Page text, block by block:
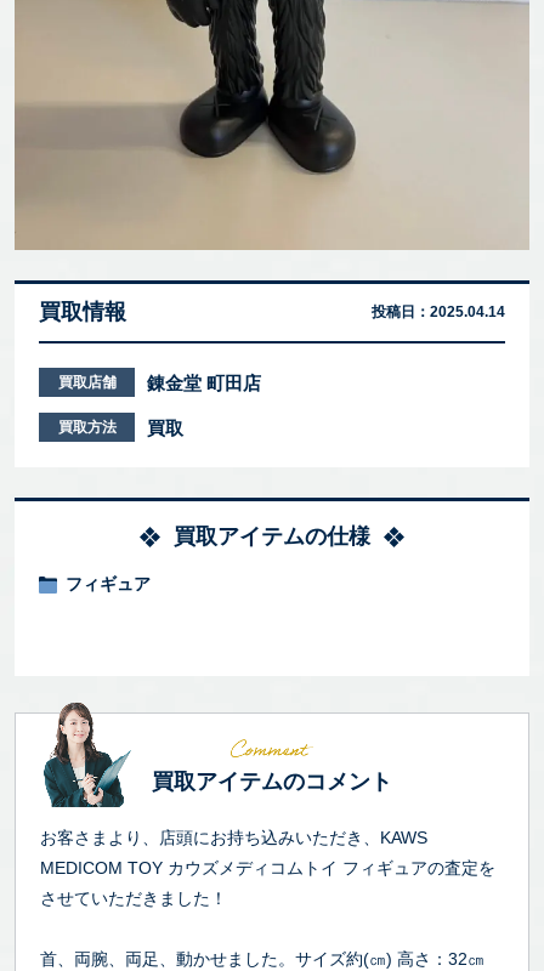
買取情報 投稿日： 2025.04.14
買取店舗 錬金堂 町田店
買取方法 買取
買取アイテムの仕様
フィギュア
買取アイテムのコメント
お客さまより、店頭にお持ち込みいただき、KAWS
MEDICOM TOY カウズメディコムトイ フィギュアの査定を
させていただきました！
首、両腕、両足、動かせました。サイズ約(㎝) 高さ：32㎝